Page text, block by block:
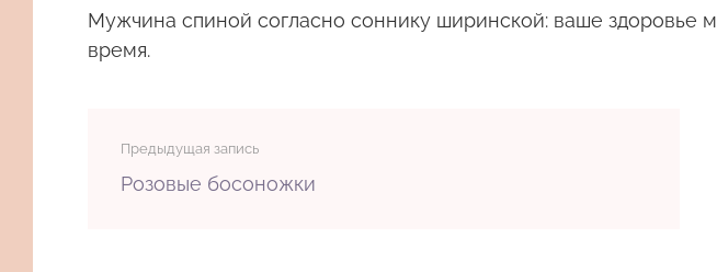
Мужчина спиной согласно соннику ширинской: ваше
время.
Предыдущая запись
Розовые босоножки